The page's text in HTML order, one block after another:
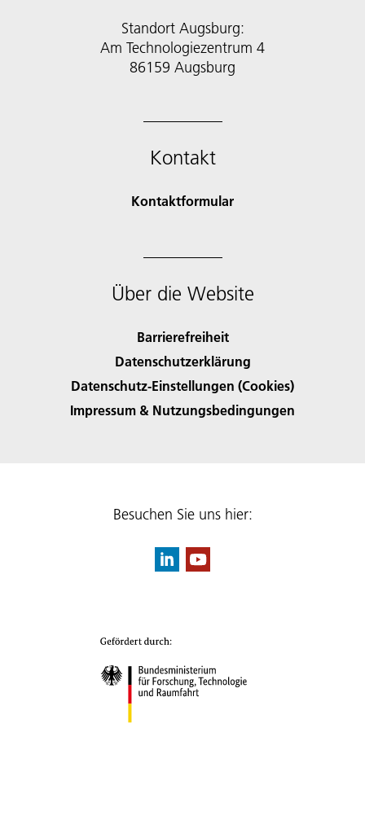
Standort Augsburg:
Am Technologiezentrum 4
86159 Augsburg
Kontakt
Kontaktformular
Über die Website
Barrierefreiheit
Datenschutzerklärung
Datenschutz-Einstellungen (Cookies)
Impressum & Nutzungsbedingungen
Besuchen Sie uns hier: